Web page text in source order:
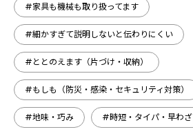
#家具も機械も取り扱ってます
#細かすぎて説明しないと伝わりにくい
#ととのえます（片づけ・収納）
#もしも（防災・感染・セキュリティ対策）
#地味・巧み #時短・タイパ・早わざ